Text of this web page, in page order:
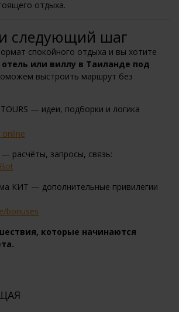
отдыха.
следующий шаг
спокойного отдыха и вы хотите
или виллу в Таиланде под
выстроить маршрут без
— идеи, подборки и логика
расчёты, запросы, связь:
КИТ — дополнительные привилегии
bonuses
которые начинаются